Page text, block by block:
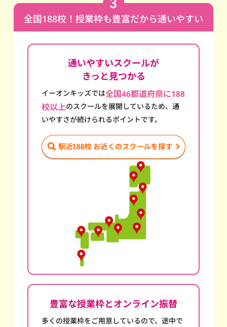
全国188校！授業枠も豊富だから通いやすい
通いやすいスクールが
きっと見つかる
イーオンキッズでは全国46都道府県に188
校以上のスクールを展開しているため、通
いやすさが続けられるポイントです。
豊富な授業枠とオンライン振替
多くの授業枠をご用意しているので、途中で